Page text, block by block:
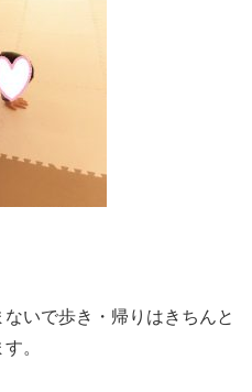
いで歩き・帰りはきちんと
。